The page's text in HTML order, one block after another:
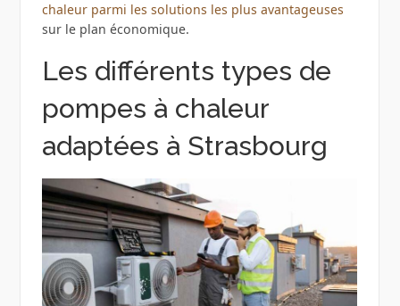
chaleur parmi les solutions les plus avantageuses
sur le plan économique.
Les différents types de
pompes à chaleur
adaptées à Strasbourg